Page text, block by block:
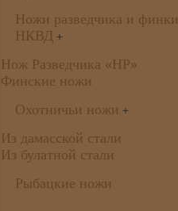
Ножи разведчика и финки
НКВД +
Нож Разведчика «НР»
Финские ножи
Охотничьи ножи +
Из дамасской стали
Из булатной стали
Рыбацкие ножи